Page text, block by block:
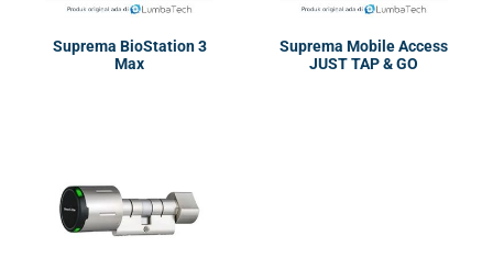
Suprema BioStation 3
Max
Suprema Mobile Access
JUST TAP & GO